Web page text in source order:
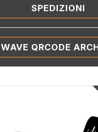
SPEDIZIONI
WAVE QRCODE